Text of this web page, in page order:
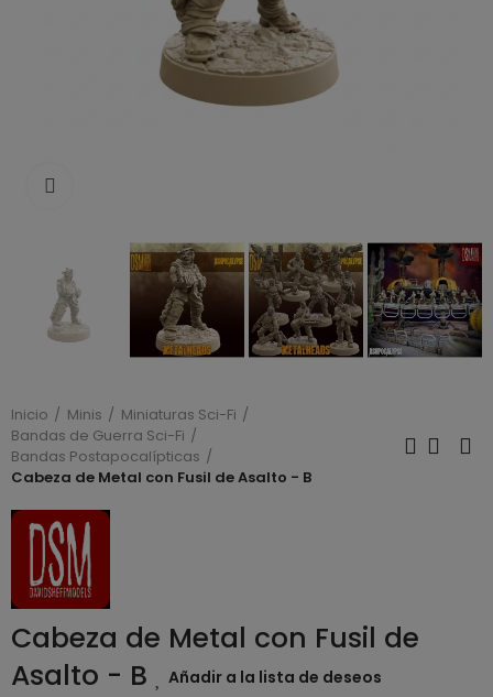
Inicio Minis
Miniaturas Sci-Fi
Bandas de Guerra Sci-Fi
Bandas Postapocalípticas
Cabeza de Metal con Fusil de Asalto - B
Cabeza de Metal con Fusil de
Asalto - B
Añadir a la lista de deseos